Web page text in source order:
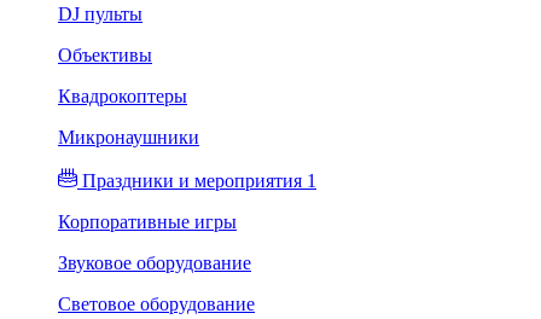
DJ пульты
Объективы
Квадрокоптеры
Микронаушники
Праздники и мероприятия 1
Корпоративные игры
Звуковое оборудование
Световое оборудование